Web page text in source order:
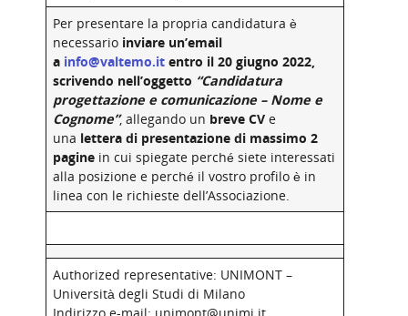
Per presentare la propria candidatura è
necessario inviare un’email
a info@valtemo.it entro il 20 giugno 2022,
scrivendo nell’oggetto “Candidatura
progettazione e comunicazione – Nome e
Cognome”, allegando un breve CV e
una lettera di presentazione di massimo 2
pagine in cui spiegate perché siete interessati
alla posizione e perché il vostro profilo è in
linea con le richieste dell’Associazione.
Authorized representative: UNIMONT –
Università degli Studi di Milano
Indirizzo e-mail: unimont@unimi.it